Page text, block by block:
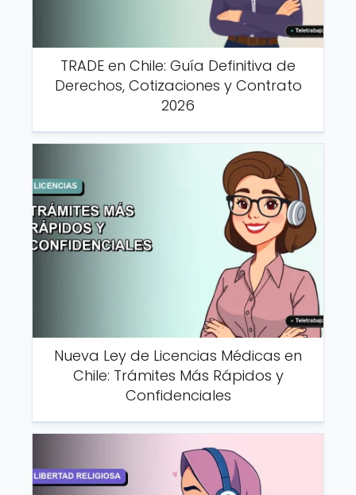
TRADE en Chile: Guía Definitiva de
Derechos, Cotizaciones y Contrato
2026
Nueva Ley de Licencias Médicas en
Chile: Trámites Más Rápidos y
Confidenciales